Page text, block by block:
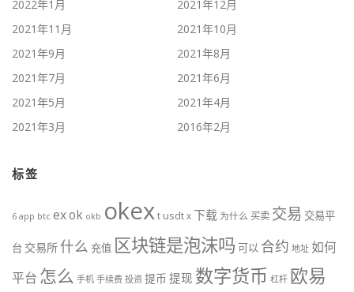
2022年1月
2021年12月
2021年11月
2021年10月
2021年9月
2021年8月
2021年7月
2021年6月
2021年5月
2021年4月
2021年3月
2016年2月
标签
6 app btc exok okb okext usdtx下载 为什么 买卖 交易 交易平
台 交易所 什么 充值 区块链是泡沫吗 可以 合约 地址 如何
平台 怎么 手机 手续费 投资 提币 提现 数字货币 杠杆 欧易